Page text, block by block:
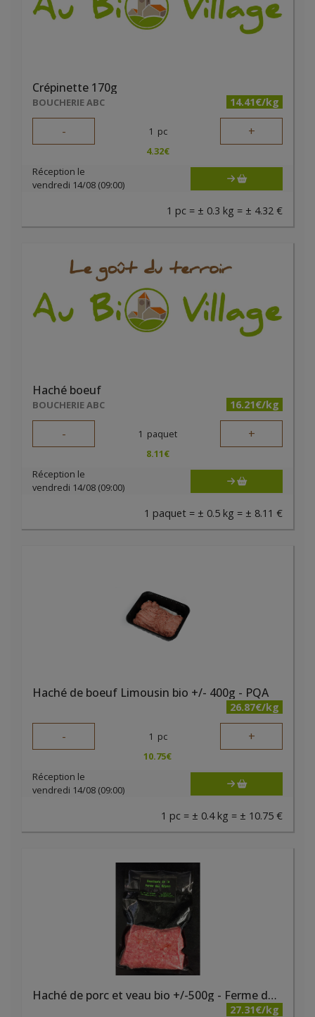
Crépinette 170g
BOUCHERIE ABC 14.41€/kg
- 1 pc +
4.32€
Réception le
vendredi 14/08 (09:00)
1 pc = ± 0.3 kg = ± 4.32 €
Haché boeuf
BOUCHERIE ABC 16.21€/kg
- 1 paquet +
8.11€
Réception le
vendredi 14/08 (09:00)
1 paquet = ± 0.5 kg = ± 8.11 €
Haché de boeuf Limousin bio +/- 400g - PQA
26.87€/kg
- 1 pc +
10.75€
Réception le
vendredi 14/08 (09:00)
1 pc = ± 0.4 kg = ± 10.75 €
Haché de porc et veau bio +/-500g - Ferme des Noyers
27.31€/kg